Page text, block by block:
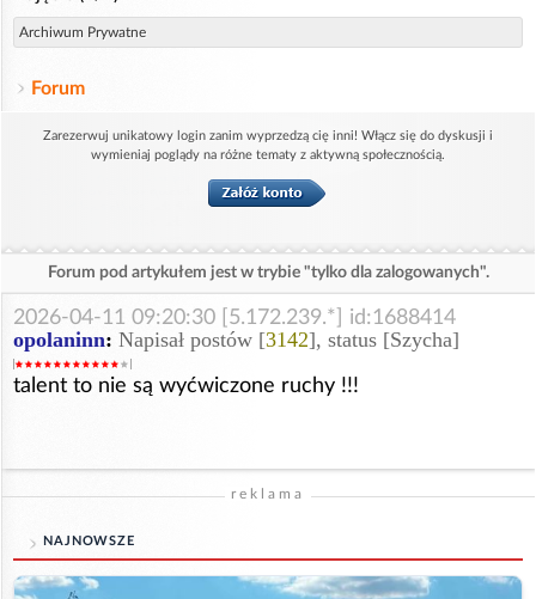
Archiwum Prywatne
Forum
Zarezerwuj unikatowy login zanim wyprzedzą cię inni! Włącz się do dyskusji i
wymieniaj poglądy na różne tematy z aktywną społecznością.
Forum pod artykułem jest w trybie "tylko dla zalogowanych".
2026-04-11 09:20:30 [5.172.239.*] id:1688414
opolaninn: Napisał postów [3142], status [Szycha]
talent to nie są wyćwiczone ruchy !!!
reklama
NAJNOWSZE